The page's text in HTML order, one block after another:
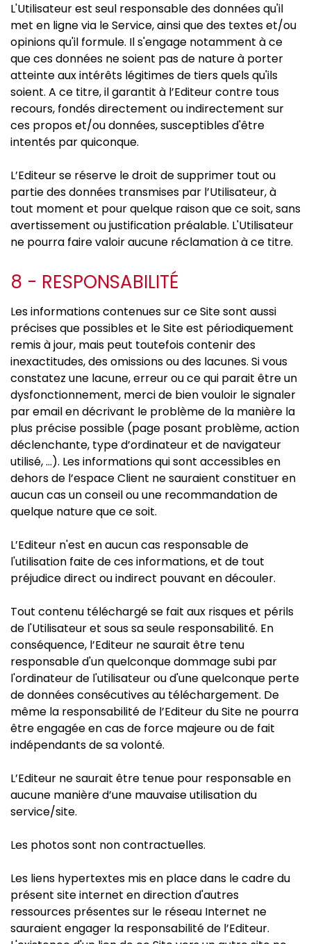
L'Utilisateur est seul responsable des données qu'il
met en ligne via le Service, ainsi que des textes et/ou
opinions qu'il formule. Il s'engage notamment à ce
que ces données ne soient pas de nature à porter
atteinte aux intérêts légitimes de tiers quels qu'ils
soient. A ce titre, il garantit à l’Editeur contre tous
recours, fondés directement ou indirectement sur
ces propos et/ou données, susceptibles d'être
intentés par quiconque.
L’Editeur se réserve le droit de supprimer tout ou
partie des données transmises par l’Utilisateur, à
tout moment et pour quelque raison que ce soit, sans
avertissement ou justification préalable. L'Utilisateur
ne pourra faire valoir aucune réclamation à ce titre.
8 - RESPONSABILITÉ
Les informations contenues sur ce Site sont aussi
précises que possibles et le Site est périodiquement
remis à jour, mais peut toutefois contenir des
inexactitudes, des omissions ou des lacunes. Si vous
constatez une lacune, erreur ou ce qui parait être un
dysfonctionnement, merci de bien vouloir le signaler
par email en décrivant le problème de la manière la
plus précise possible (page posant problème, action
déclenchante, type d’ordinateur et de navigateur
utilisé, …). Les informations qui sont accessibles en
dehors de l’espace Client ne sauraient constituer en
aucun cas un conseil ou une recommandation de
quelque nature que ce soit.
L’Editeur n'est en aucun cas responsable de
l'utilisation faite de ces informations, et de tout
préjudice direct ou indirect pouvant en découler.
Tout contenu téléchargé se fait aux risques et périls
de l'Utilisateur et sous sa seule responsabilité. En
conséquence, l’Editeur ne saurait être tenu
responsable d'un quelconque dommage subi par
l'ordinateur de l'utilisateur ou d'une quelconque perte
de données consécutives au téléchargement. De
même la responsabilité de l’Editeur du Site ne pourra
être engagée en cas de force majeure ou de fait
indépendants de sa volonté.
L’Editeur ne saurait être tenue pour responsable en
aucune manière d’une mauvaise utilisation du
service/site.
Les photos sont non contractuelles.
Les liens hypertextes mis en place dans le cadre du
présent site internet en direction d'autres
ressources présentes sur le réseau Internet ne
sauraient engager la responsabilité de l’Editeur.